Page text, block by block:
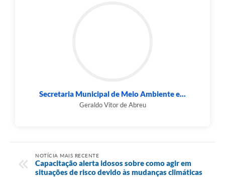
Secretaria Municipal de Meio Ambiente e...
Geraldo Vitor de Abreu
NOTÍCIA MAIS RECENTE
Capacitação alerta idosos sobre como agir em
situações de risco devido às mudanças climáticas